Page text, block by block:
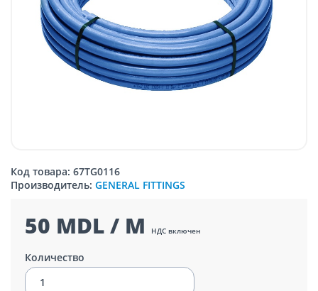
Код товара: 67TG0116
Производитель: GENERAL FITTINGS
50 MDL / M НДС включен
Количество